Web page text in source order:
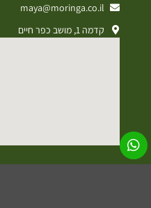
maya@moringa.co.il
קדמה 1, מושב כפר חיים